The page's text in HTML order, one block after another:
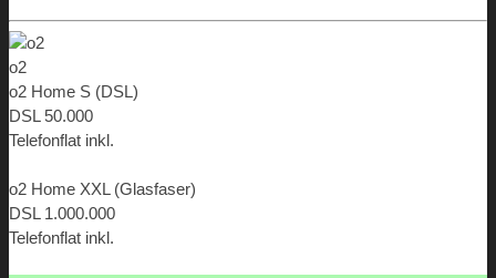
o2
o2 Home S (DSL)
DSL 50.000
Telefonflat inkl.
o2 Home XXL (Glasfaser)
DSL 1.000.000
Telefonflat inkl.